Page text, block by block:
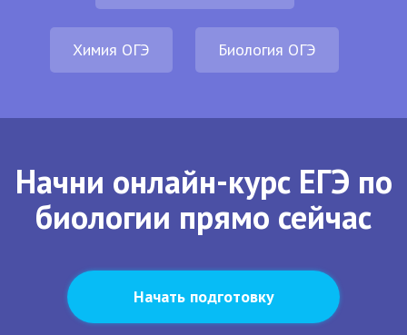
Химия ОГЭ Биология ОГЭ
Начни онлайн-курс ЕГЭ по
биологии прямо сейчас
Начать подготовку